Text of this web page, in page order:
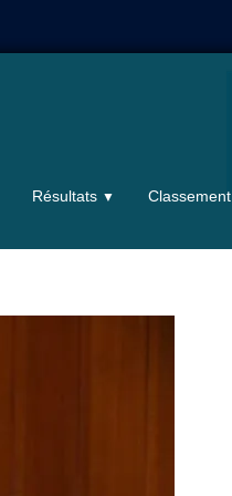
Résultats ▼ Classement